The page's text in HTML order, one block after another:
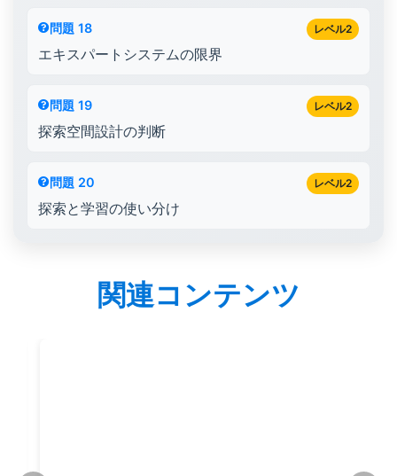
レベル2
問題 18
エキスパートシステムの限界
レベル2
問題 19
探索空間設計の判断
レベル2
問題 20
探索と学習の使い分け
関連コンテンツ